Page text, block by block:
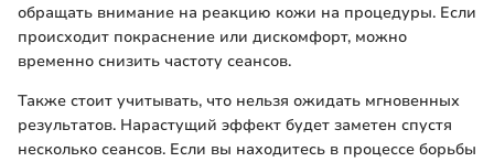
обращать внимание на реакцию кожи на процедуры. Если
происходит покраснение или дискомфорт, можно
временно снизить частоту сеансов.
Также стоит учитывать, что нельзя ожидать мгновенных
результатов. Нарастущий эффект будет заметен спустя
несколько сеансов. Если вы находитесь в процессе борьбы